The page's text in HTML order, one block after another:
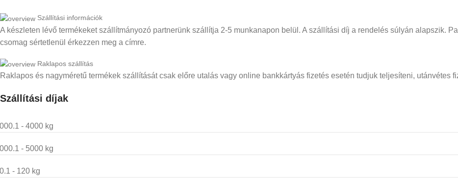
Szállítási információk
A készleten lévő termékeket szállítmányozó partnerünk szállítja 2-5 munkanapon belül. A szállítási díj a rendelés súlyán alapszik.
csomag sértetlenül érkezzen meg a címre.
Raklapos szállítás
Raklapos és nagyméretű termékek szállítását csak előre utalás vagy online bankkártyás fizetés esetén tudjuk teljesíteni, utánvétes
Szállítási díjak
- 4000 kg
- 5000 kg
- 120 kg